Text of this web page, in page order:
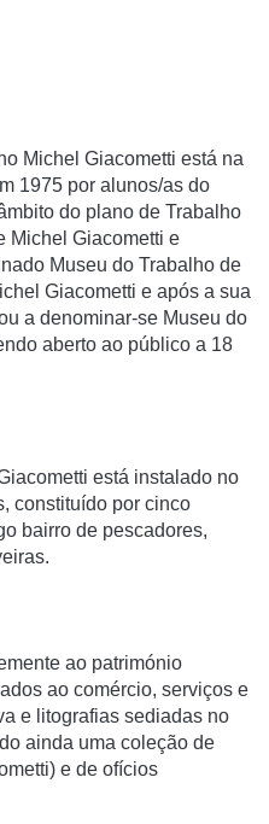
Michel Giacometti está na
1975 por alunos/as do
do plano de Trabalho
Michel Giacometti e
Museu do Trabalho de
Giacometti e após a sua
a denominar-se Museu do
aberto ao público a 18
está instalado no
constituído por cinco
bairro de pescadores,
ao património
ao comércio, serviços e
e litografias sediadas no
ainda uma coleção de
e de ofícios